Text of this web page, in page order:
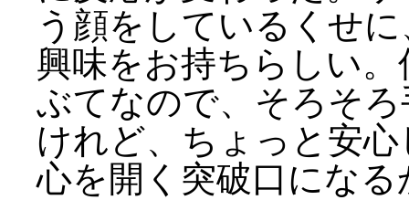
う顔をしているくせ
興味をお持ちらしい
ぶてなので、そろそ
けれど、ちょっと安
心を開く突破口にな